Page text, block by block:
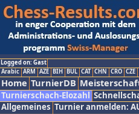
Logged on: Gast
Arabic ARM AZE BIH BUL CAT CHN CRO CZE
Home TurnierDB
Turnierschach-Elozahl
Allgemeines Turnier anmelden: